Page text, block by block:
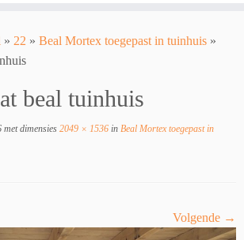
» 22 » Beal Mortex toegepast in tuinhuis »
beal tuinhuis
met dimensies 2049 × 1536 in Beal Mortex toegepast in
Volgende →